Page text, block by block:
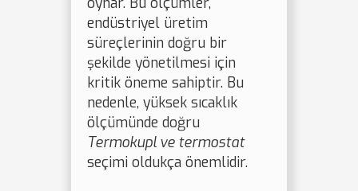
endüstriyel üretim
süreçlerinin doğru bir
şekilde yönetilmesi için
kritik öneme sahiptir. Bu
nedenle, yüksek sıcaklık
ölçümünde doğru
Termokupl ve termostat
seçimi oldukça önemlidir.